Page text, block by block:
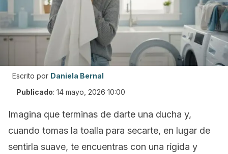
Escrito por Daniela Bernal
Publicado: 14 mayo, 2026 10:00
Imagina que terminas de darte una ducha y,
cuando tomas la toalla para secarte, en lugar de
sentirla suave, te encuentras con una rígida y